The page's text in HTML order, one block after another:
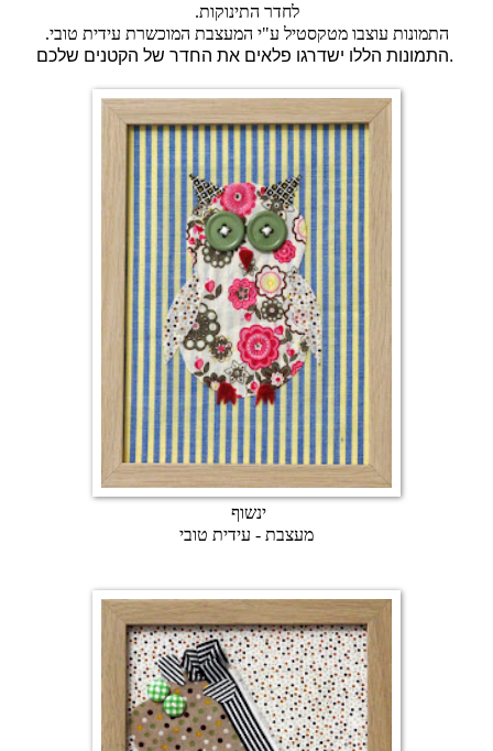
לחדר התינוקות.
התמונות עוצבו מטקסטיל ע"י המעצבת המוכשרת עידית טובי.
התמונות הללו ישדרגו פלאים את החדר של הקטנים שלכם.
ינשוף
מעצבת - עידית טובי